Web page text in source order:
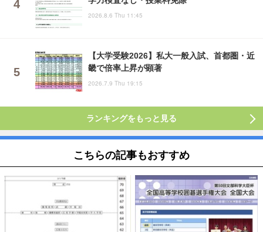
2026.8.6 Thu 11:45
【大学受験2026】私大一般入試、首都圏・近
畿で倍率上昇が顕著
2026.7.9 Thu 19:15
ランキングをもっと見る
こちらの記事もおすすめ